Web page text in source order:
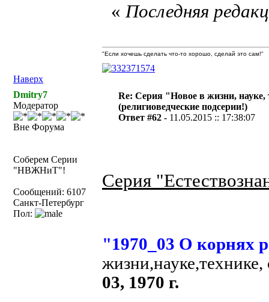
Наверх
«Последняя
"Если хочешь сделать что-то хорошо, сделай это сам!"
Dmitry7
Модератор
Вне Форума
Соберем Серии
"НВЖНиТ"!
Сообщений: 6107
Санкт-Петербург
Пол:
Re: Серия "Новое в жизни, науке,
(религиоведческие подсерии!)
Ответ #62 - 11.05.2015 :: 17:38:07
Серия
"1970_03 О корнях
03, 1970 г.